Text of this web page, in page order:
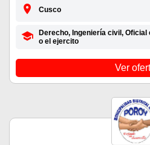
Cusco
Derecho, Ingeniería civil,
o el ejercito
Ver